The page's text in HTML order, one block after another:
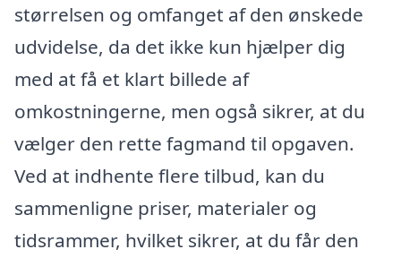
størrelsen og omfanget af den ønskede
udvidelse, da det ikke kun hjælper dig
med at få et klart billede af
omkostningerne, men også sikrer, at du
vælger den rette fagmand til opgaven.
Ved at indhente flere tilbud, kan du
sammenligne priser, materialer og
tidsrammer, hvilket sikrer, at du får den